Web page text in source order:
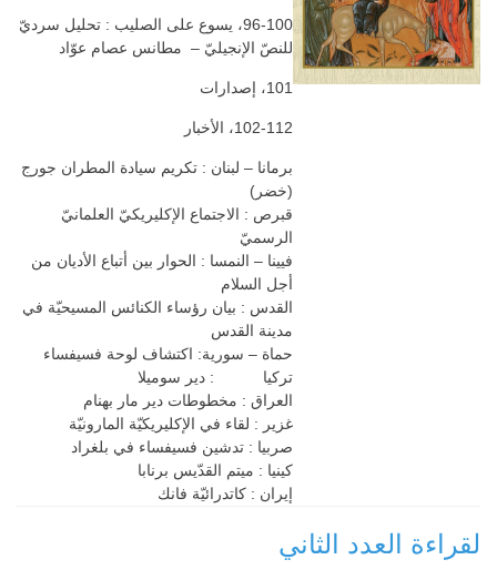
96-100، يسوع على الصليب : تحليل سرديّ
للنصّ الإنجيليّ – مطانس عصام عوّاد
101، إصدارات
102-112، الأخبار
برمانا – لبنان : تكريم سيادة المطران جورج
(خضر)
قبرص : الاجتماع الإكليريكيّ العلمانيّ
الرسميّ
فيينا – النمسا : الحوار بين أتباع الأديان من
أجل السلام
القدس : بيان رؤساء الكنائس المسيحيّة في
مدينة القدس
حماة – سورية: اكتشاف لوحة فسيفساء
تركيا : دير سوميلا
العراق : مخطوطات دير مار بهنام
غزير : لقاء في الإكليريكيّة المارونيّة
صربيا : تدشين فسيفساء في بلغراد
كينيا : ميتم القدّيس برنابا
إيران : كاتدرائيّة فانك
لقراءة العدد الثاني